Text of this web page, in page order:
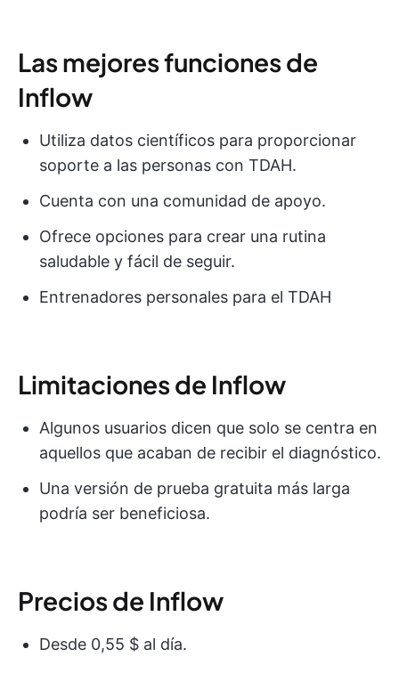
Las mejores funciones de
Inflow
Utiliza datos científicos para proporcionar
soporte a las personas con TDAH.
Cuenta con una comunidad de apoyo.
Ofrece opciones para crear una rutina
saludable y fácil de seguir.
Entrenadores personales para el TDAH
Limitaciones de Inflow
Algunos usuarios dicen que solo se centra en
aquellos que acaban de recibir el diagnóstico.
Una versión de prueba gratuita más larga
podría ser beneficiosa.
Precios de Inflow
Desde 0,55 $ al día.